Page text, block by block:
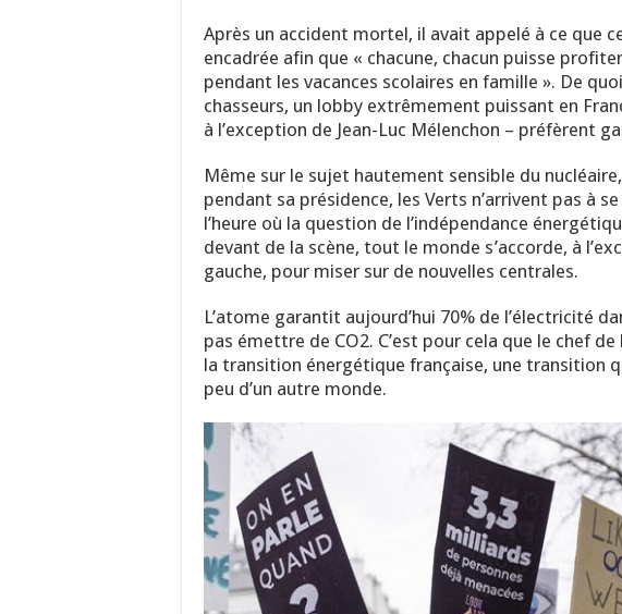
Après un accident mortel, il avait appelé à ce que
encadrée afin que « chacune, chacun puisse
pendant les vacances scolaires en famille ». De
chasseurs, un lobby extrêmement puissant en
à l’exception de Jean-Luc Mélenchon – préfèrent
Même sur le sujet hautement sensible du
pendant sa présidence, les Verts n’arrivent pas à
l’heure où la question de l’indépendance
devant de la scène, tout le monde s’accorde, à
gauche, pour miser sur de nouvelles centrales.
L’atome garantit aujourd’hui 70% de l’électricité
pas émettre de CO2. C’est pour cela que le chef
la transition énergétique française, une transition
peu d’un autre monde.